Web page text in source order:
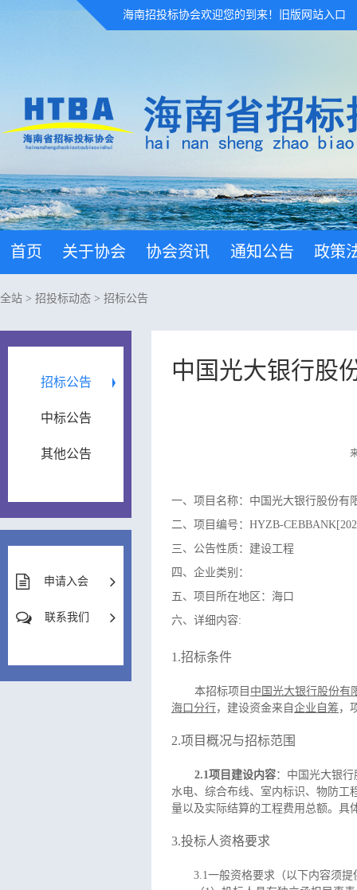
海南招投标协会欢迎您的到来！ 旧版网站入口
首页 关于协会 协会资讯 通知公告 政策
全站 > 招投标动态 > 招标公告
招标公告
中标公告
其他公告
申请入会
联系我们
中国光大银行股
一、项目名称：中国光大银行股份有
二、项目编号：HYZB-
三、公告性质：建设工程
四、企业类别：
五、项目所在地区：海口
六、详细内容:
1.招标条件
本招标项目 中国光大银行股份有
海口分行，建设资金来自 企业自筹，
2.项目概况与招标范围
2.1项目建设内容：中国光大银
水电、综合布线、室内标识、物防工
量以及实际结算的工程费用总额。具
3.投标人资格要求
3.1一般资格要求（以下内容须